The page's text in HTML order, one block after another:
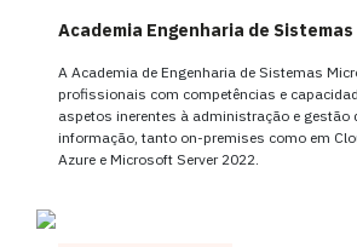
Academia Engenharia de
A Academia de Engenharia de Sistemas
profissionais com competências e
aspetos inerentes à administração e gestão
informação, tanto on-premises como em
Azure e Microsoft Server 2022.